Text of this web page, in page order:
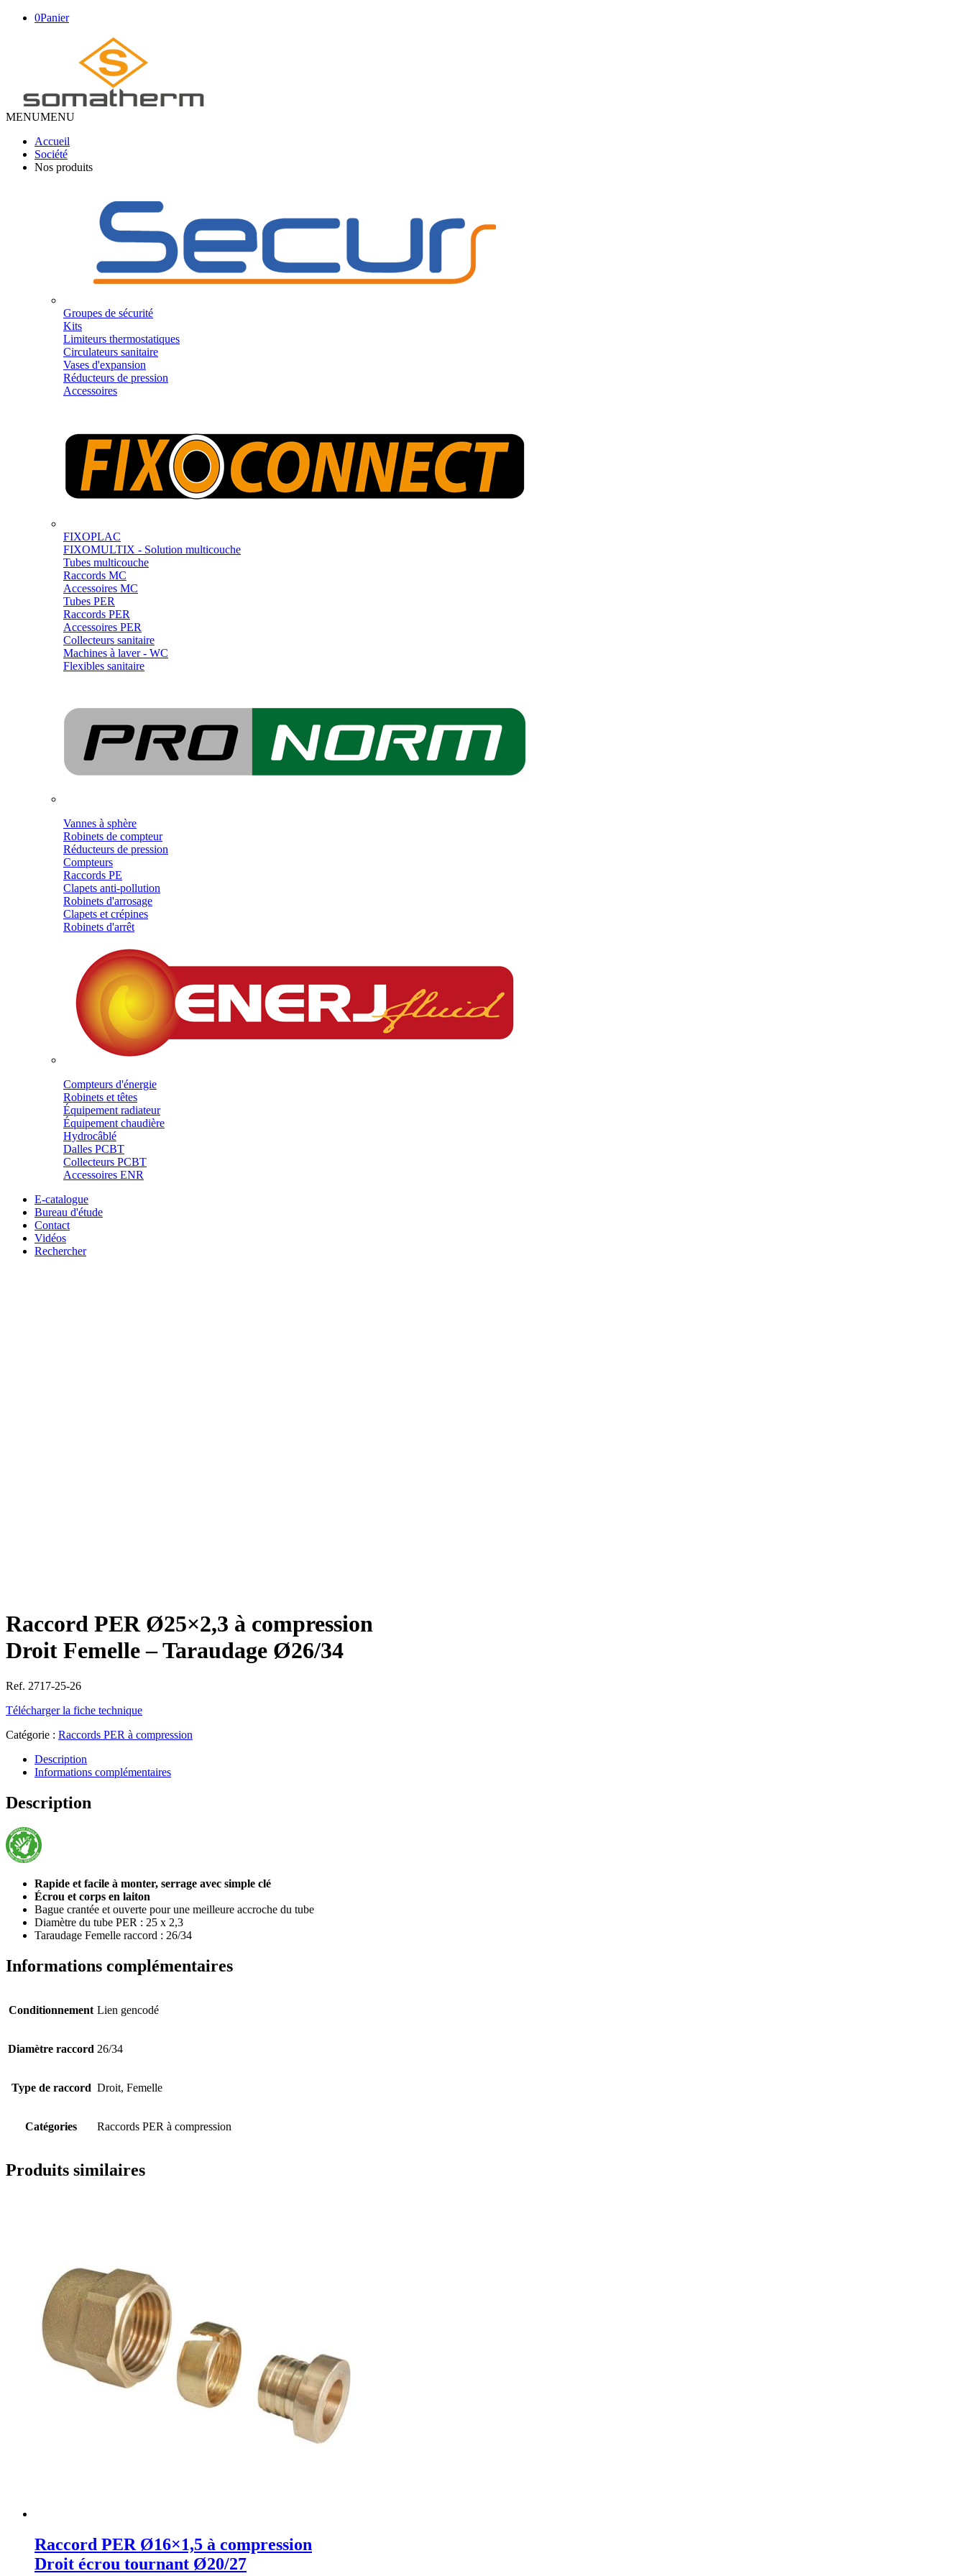
0Panier
MENUMENU
Accueil
Société
Nos produits
Groupes de sécurité
Kits
Limiteurs thermostatiques
Circulateurs sanitaire
Vases d'expansion
Réducteurs de pression
Accessoires
FIXOPLAC
FIXOMULTIX - Solution multicouche
Tubes multicouche
Raccords MC
Accessoires MC
Tubes PER
Raccords PER
Accessoires PER
Collecteurs sanitaire
Machines à laver - WC
Flexibles sanitaire
Vannes à sphère
Robinets de compteur
Réducteurs de pression
Compteurs
Raccords PE
Clapets anti-pollution
Robinets d'arrosage
Clapets et crépines
Robinets d'arrêt
Compteurs d'énergie
Robinets et têtes
Équipement radiateur
Équipement chaudière
Hydrocâblé
Dalles PCBT
Collecteurs PCBT
Accessoires ENR
E-catalogue
Bureau d'étude
Contact
Vidéos
Rechercher
Raccord PER Ø25×2,3 à compression
Droit Femelle – Taraudage Ø26/34
Ref. 2717-25-26
Télécharger la fiche technique
Catégorie : Raccords PER à compression
Description
Informations complémentaires
Description
Rapide et facile à monter, serrage avec simple clé
Écrou et corps en laiton
Bague crantée et ouverte pour une meilleure accroche du tube
Diamètre du tube PER : 25 x 2,3
Taraudage Femelle raccord : 26/34
Informations complémentaires
Conditionnement Lien gencodé
Diamètre raccord 26/34
Type de raccord Droit, Femelle
Catégories Raccords PER à compression
Produits similaires
Raccord PER Ø16×1,5 à compression
Droit écrou tournant Ø20/27